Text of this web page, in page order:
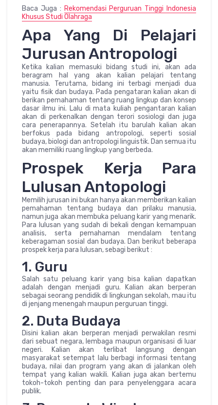
Baca Juga : Rekomendasi Perguruan Tinggi Indonesia
Khusus Studi Olahraga
Apa Yang Di Pelajari
Jurusan Antropologi
Ketika kalian memasuki bidang studi ini, akan ada
beragram hal yang akan kalian pelajari tentang
manusia. Terutama, bidang ini terbagi menjadi dua
yaitu fisik dan budaya. Pada pengataran kalian akan di
berikan pemahaman tentang ruang lingkup dan konsep
dasar ilmu ini. Lalu di mata kuliah pengantaran kalian
akan di perkenalkan dengan terori sosiologi dan juga
cara penerapannya. Setelah itu barulah kalian akan
berfokus pada bidang antropologi, seperti sosial
budaya, biologi dan antropologi linguistik. Dan semua itu
akan memiliki ruang lingkup yang berbeda.
Prospek Kerja Para
Lulusan Antopologi
Memilih jurusan ini bukan hanya akan memberikan kalian
pemahaman tentang budaya dan prilaku manusia,
namun juga akan membuka peluang karir yang menarik.
Para lulusan yang sudah di bekali dengan kemampuan
analisis, serta pemahaman mendalam tentang
keberagaman sosial dan budaya. Dan berikut beberapa
prospek kerja para lulusan, sebagi berikut :
1. Guru
Salah satu peluang karir yang bisa kalian dapatkan
adalah dengan menjadi guru. Kalian akan berperan
sebagai seorang pendidik di lingkungan sekolah, mau itu
di jenjang menengah maupun perguruan tinggi.
2. Duta Budaya
Disini kalian akan berperan menjadi perwakilan resmi
dari sebuat negara, lembaga maupun organisasi di luar
negeri. Kalian akan terlibat langsung dengan
masyarakat setempat lalu berbagi informasi tentang
budaya, nilai dan program yang akan di jalankan oleh
tempat yang kalian wakili. Kalian juga akan bertemu
tokoh-tokoh penting dan para penyelenggara acara
publik.